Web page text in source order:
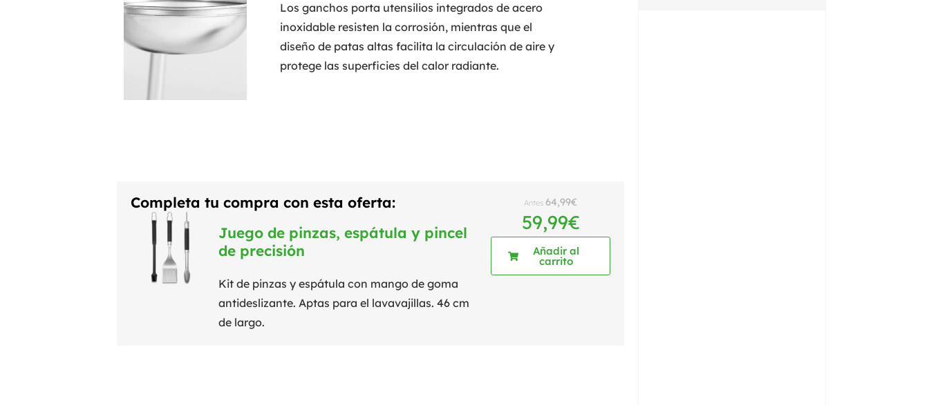
Los ganchos porta utensilios integrados de acero
inoxidable resisten la corrosión, mientras que el
diseño de patas altas facilita la circulación de aire y
protege las superficies del calor radiante.
Completa tu compra con esta oferta:
Juego de pinzas, espátula y pincel
de precisión
Kit de pinzas y espátula con mango de goma
antideslizante. Aptas para el lavavajillas. 46 cm
de largo.
Antes 64,99€
59,99€
Añadir al
carrito